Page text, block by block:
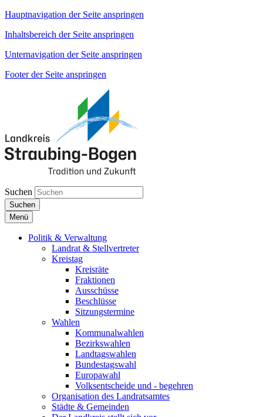
Hauptnavigation der Seite anspringen
Inhaltsbereich der Seite anspringen
Unternavigation der Seite anspringen
Footer der Seite anspringen
Suchen
Suchen
Menü
Politik & Verwaltung
Landrat & Stellvertreter
Kreistag
Kreisräte
Fraktionen
Ausschüsse
Beschlüsse
Sitzungstermine
Wahlen
Kommunalwahlen
Bezirkswahlen
Landtagswahlen
Bundestagswahl
Europawahl
Volksentscheide und - begehren
Organisation des Landratsamtes
Städte & Gemeinden